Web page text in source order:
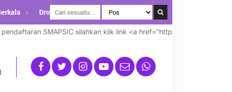
Drop Down
SMAPSIC silahkan klik link <a href="https://